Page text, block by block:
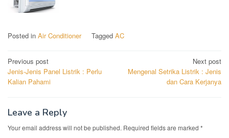
Posted in Air Conditioner Tagged AC
Post
navigation
Previous post
Jenis-Jenis Panel Listrik : Perlu
Kalian Pahami
Next post
Mengenal Setrika Listrik : Jenis
dan Cara Kerjanya
Leave a Reply
Your email address will not be published. Required fields are marked *